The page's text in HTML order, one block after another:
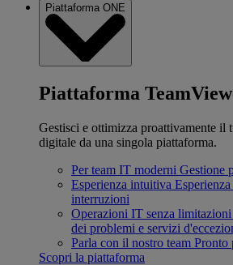
Piattaforma ONE
Piattaforma
Gestisci e ottimizza proattivamente il
digitale da una singola piattaforma.
Per team IT moderni Gestione
Esperienza intuitiva
interruzioni
Operazioni IT senza limitazioni
dei problemi e servizi
Parla con il nostro team Pronto
Scopri la piattaforma